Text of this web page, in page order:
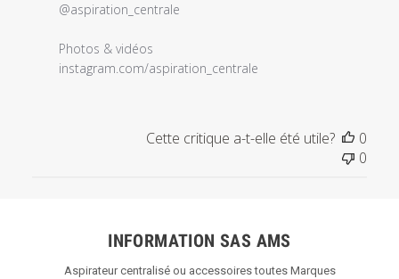
@aspiration_centrale
Photos & vidéos
instagram.com/aspiration_centrale
Cette critique a-t-elle été utile?
0
0
INFORMATION SAS AMS
Aspirateur centralisé ou accessoires toutes Marques